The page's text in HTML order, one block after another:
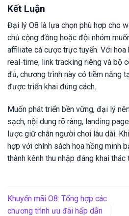
Kết Luận
Đại lý O8 là lựa chọn phù hợp cho
chủ cộng đồng hoặc đội nhóm
affiliate cá cược trực tuyến. Với hoa
real-time, link tracking riêng và bộ
đủ, chương trình này có tiềm năng
được triển khai đúng cách.
Muốn phát triển bền vững, đại lý
sạch, nội dung rõ ràng, landing
lược giữ chân người chơi lâu dài.
hợp với chính sách hoa hồng minh
thành kênh thu nhập đáng khai thác
Khuyến mãi O8: Tổng hợp các
chương trình ưu đãi hấp dẫn